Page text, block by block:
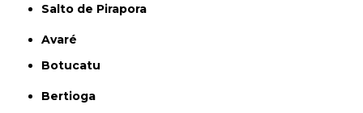
Salto de Pirapora
Avaré
Botucatu
Bertioga